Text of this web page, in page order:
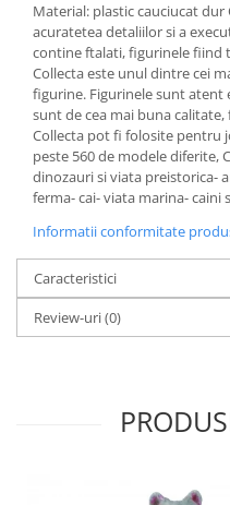
Material: plastic cauciucat
acuratetea detaliilor si a
contine ftalati, figurinele fiind
Collecta este unul dintre cei
figurine. Figurinele sunt atent
sunt de cea mai buna
Collecta pot fi folosite pentru
peste 560 de modele diferite,
dinozauri si viata preistorica-
ferma- cai- viata marina- caini
Informatii conformitate
Caracteristici
Review-uri(0)